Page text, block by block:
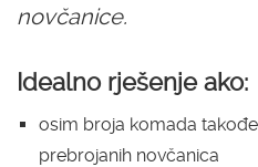
novčanice.
Idealno rješenje ako:
osim broja komada
prebrojanih novčanica